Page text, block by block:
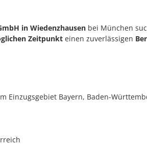
in Wiedenzhausenbei München
Zeitpunkteinen zuverlässigen
Einzugsgebiet Bayern, Baden-